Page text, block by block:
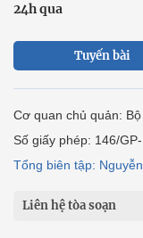
24h qua
Tuyến bài
Cơ quan chủ quản:
Số giấy phép: 146/
Tổng biên tập:
Liên hệ tòa soạn